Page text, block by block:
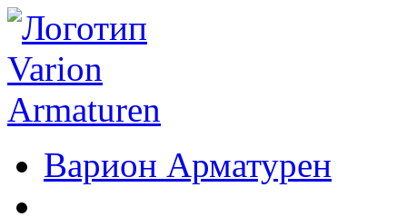
Варион Арматурен